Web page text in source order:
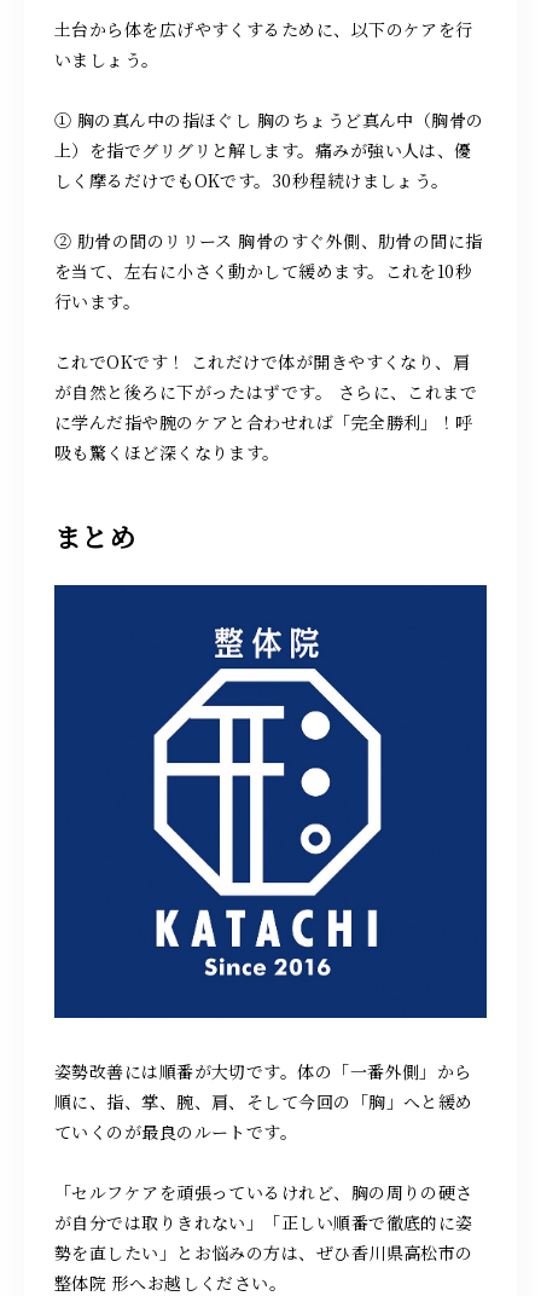
土台から体を広げやすくするために、以下のケアを行
いましょう。
① 胸の真ん中の指ほぐし 胸のちょうど真ん中（胸骨の
上）を指でグリグリと解します。痛みが強い人は、優
しく摩るだけでもOKです。30秒程続けましょう。
② 肋骨の間のリリース 胸骨のすぐ外側、肋骨の間に指
を当て、左右に小さく動かして緩めます。これを10秒
行います。
これでOKです！ これだけで体が開きやすくなり、肩
が自然と後ろに下がったはずです。 さらに、これまで
に学んだ指や腕のケアと合わせれば「完全勝利」！呼
吸も驚くほど深くなります。
まとめ
姿勢改善には順番が大切です。体の「一番外側」から
順に、指、掌、腕、肩、そして今回の「胸」へと緩め
ていくのが最良のルートです。
「セルフケアを頑張っているけれど、胸の周りの硬さ
が自分では取りきれない」「正しい順番で徹底的に姿
勢を直したい」とお悩みの方は、ぜひ香川県高松市の
整体院 形へお越しください。